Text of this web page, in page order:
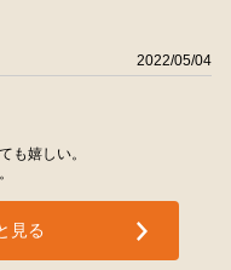
2022/05/04
も嬉しい。
見る